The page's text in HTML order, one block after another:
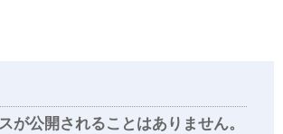
が公開されることはありません。